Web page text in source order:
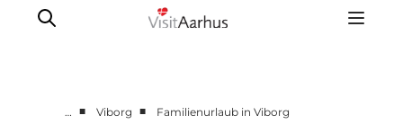
… ■ Viborg ■ Familienurlaub in Viborg